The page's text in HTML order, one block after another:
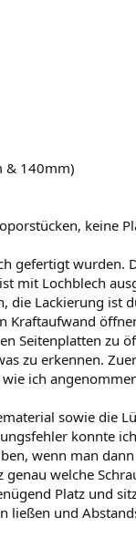
& 140mm)
keine
gefertigt wurden.
mit Lochblech
die Lackierung ist
Kraftaufwand
Seitenplatten zu
zu erkennen.
ich
sowie die
konnte
wenn man
welche
Platz und
ließen und